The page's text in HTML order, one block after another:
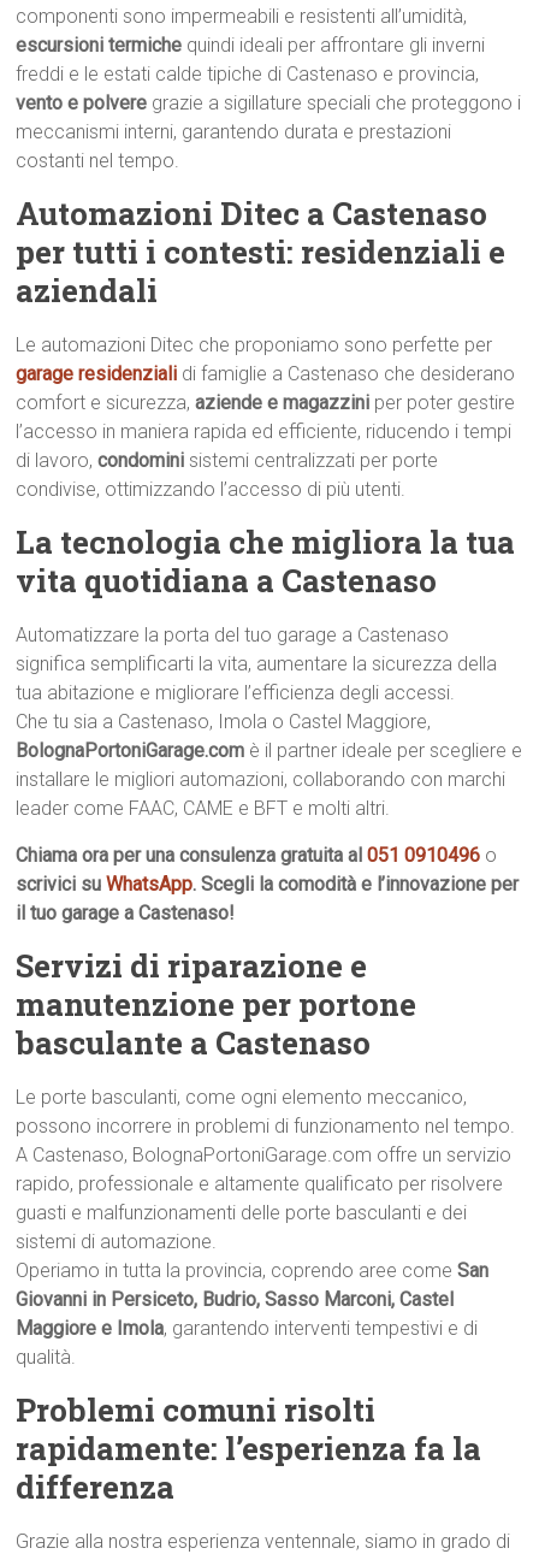
componenti sono impermeabili e resistenti all’umidità,
escursioni termiche quindi ideali per affrontare gli inverni
freddi e le estati calde tipiche di Castenaso e provincia,
vento e polvere grazie a sigillature speciali che proteggono i
meccanismi interni, garantendo durata e prestazioni
costanti nel tempo.
Automazioni Ditec a Castenaso
per tutti i contesti: residenziali e
aziendali
Le automazioni Ditec che proponiamo sono perfette per
garage residenziali di famiglie a Castenaso che desiderano
comfort e sicurezza,aziende e magazzini per poter gestire
l’accesso in maniera rapida ed efficiente, riducendo i tempi
di lavoro,condomini sistemi centralizzati per porte
condivise, ottimizzando l’accesso di più utenti.
La tecnologia che migliora la tua
vita quotidiana a Castenaso
Automatizzare la porta del tuo garage a Castenaso
significa semplificarti la vita, aumentare la sicurezza della
tua abitazione e migliorare l’efficienza degli accessi.
Che tu sia a Castenaso, Imola o Castel Maggiore,
BolognaPortoniGarage.com è il partner ideale per scegliere e
installare le migliori automazioni, collaborando con marchi
leader come FAAC, CAME e BFT e molti altri.
Chiama ora per una consulenza gratuita al051 0910496 o
scrivici suWhatsApp. Scegli la comodità e l’innovazione per
il tuo garage a Castenaso!
Servizi di riparazione e
manutenzione per portone
basculante a Castenaso
Le porte basculanti, come ogni elemento meccanico,
possono incorrere in problemi di funzionamento nel tempo.
A Castenaso, BolognaPortoniGarage.com offre un servizio
rapido, professionale e altamente qualificato per risolvere
guasti e malfunzionamenti delle porte basculanti e dei
sistemi di automazione.
Operiamo in tutta la provincia, coprendo aree comeSan
Giovanni in Persiceto, Budrio, Sasso Marconi, Castel
Maggiore e Imola, garantendo interventi tempestivi e di
qualità.
Problemi comuni risolti
rapidamente: l’esperienza fa la
differenza
Grazie alla nostra esperienza ventennale, siamo in grado di